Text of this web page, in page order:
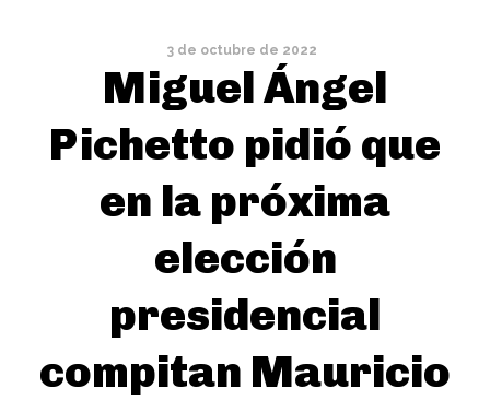
3 de octubre de 2022
Miguel Ángel
Pichetto pidió que
en la próxima
elección
presidencial
compitan Mauricio